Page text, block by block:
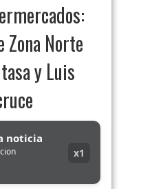
Norte
y Luis
noticia
x1